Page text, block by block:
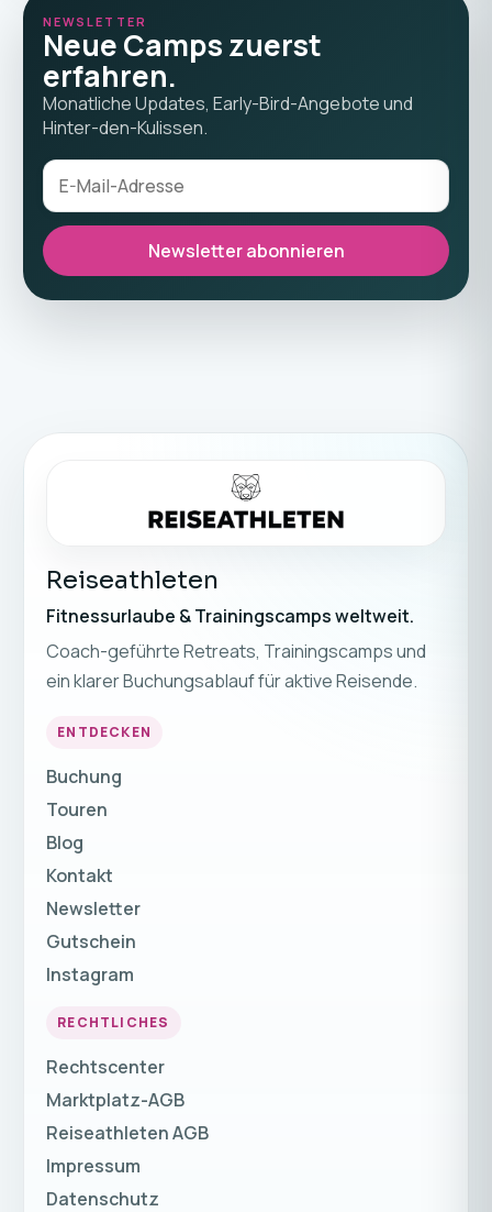
NEWSLETTER
Neue Camps zuerst
erfahren.
Monatliche Updates, Early-Bird-Angebote und
Hinter-den-Kulissen.
Newsletter abonnieren
Reiseathleten
Fitnessurlaube & Trainingscamps weltweit.
Coach-geführte Retreats, Trainingscamps und
ein klarer Buchungsablauf für aktive Reisende.
ENTDECKEN
Buchung
Touren
Blog
Kontakt
Newsletter
Gutschein
Instagram
RECHTLICHES
Rechtscenter
Marktplatz-AGB
Reiseathleten AGB
Impressum
Datenschutz